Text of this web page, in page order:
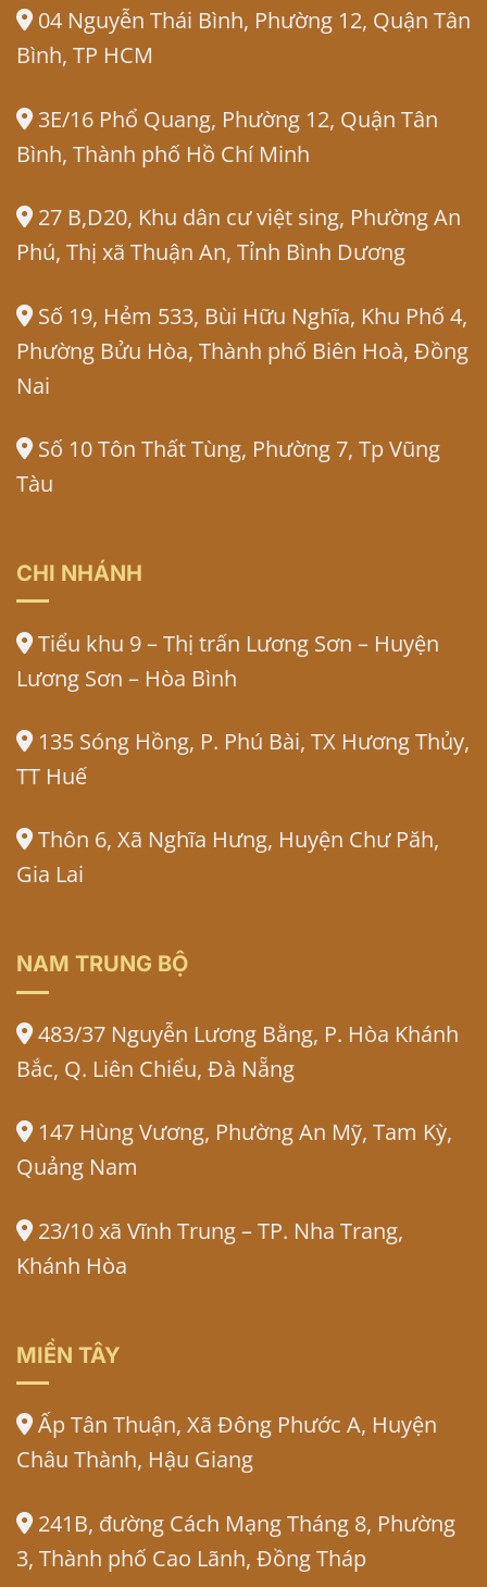
04 Nguyễn Thái Bình, Phường 12, Quận Tân
Bình, TP HCM
3E/16 Phổ Quang, Phường 12, Quận Tân
Bình, Thành phố Hồ Chí Minh
27 B,D20, Khu dân cư việt sing, Phường An
Phú, Thị xã Thuận An, Tỉnh Bình Dương
Số 19, Hẻm 533, Bùi Hữu Nghĩa, Khu Phố 4,
Phường Bửu Hòa, Thành phố Biên Hoà, Đồng
Nai
Số 10 Tôn Thất Tùng, Phường 7, Tp Vũng
Tàu
CHI NHÁNH
Tiểu khu 9 – Thị trấn Lương Sơn – Huyện
Lương Sơn – Hòa Bình
135 Sóng Hồng, P. Phú Bài, TX Hương Thủy,
TT Huế
Thôn 6, Xã Nghĩa Hưng, Huyện Chư Păh,
Gia Lai
NAM TRUNG BỘ
483/37 Nguyễn Lương Bằng, P. Hòa Khánh
Bắc, Q. Liên Chiểu, Đà Nẵng
147 Hùng Vương, Phường An Mỹ, Tam Kỳ,
Quảng Nam
23/10 xã Vĩnh Trung – TP. Nha Trang,
Khánh Hòa
MIỀN TÂY
Ấp Tân Thuận, Xã Đông Phước A, Huyện
Châu Thành, Hậu Giang
241B, đường Cách Mạng Tháng 8, Phường
3, Thành phố Cao Lãnh, Đồng Tháp